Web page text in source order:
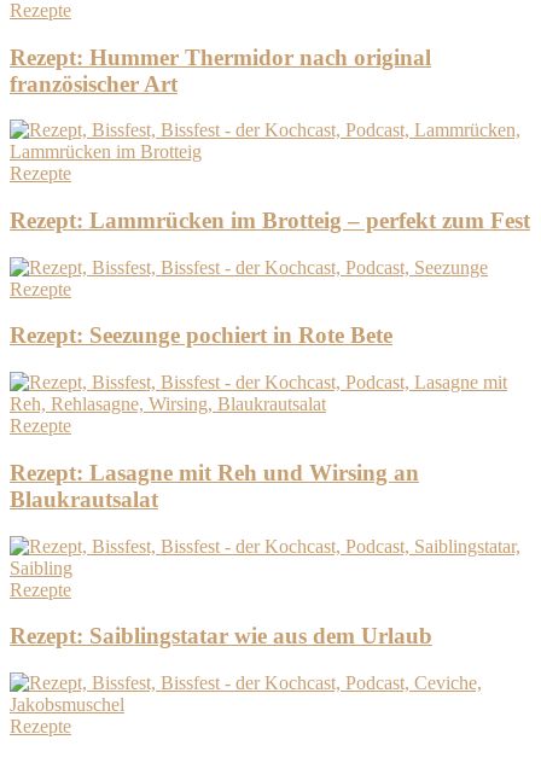
Rezepte
Rezept: Hummer Thermidor nach original
französischer Art
Rezepte
Rezept: Lammrücken im Brotteig – perfekt zum Fest
Rezepte
Rezept: Seezunge pochiert in Rote Bete
Rezepte
Rezept: Lasagne mit Reh und Wirsing an
Blaukrautsalat
Rezepte
Rezept: Saiblingstatar wie aus dem Urlaub
Rezepte